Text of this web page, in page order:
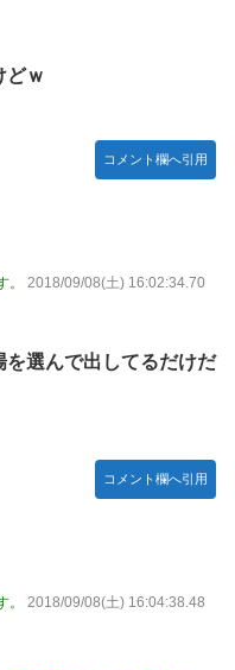
どｗ
コメント欄へ引用
2018/09/08(土) 16:02:34.70
選んで出してるだけだ
コメント欄へ引用
2018/09/08(土) 16:04:38.48